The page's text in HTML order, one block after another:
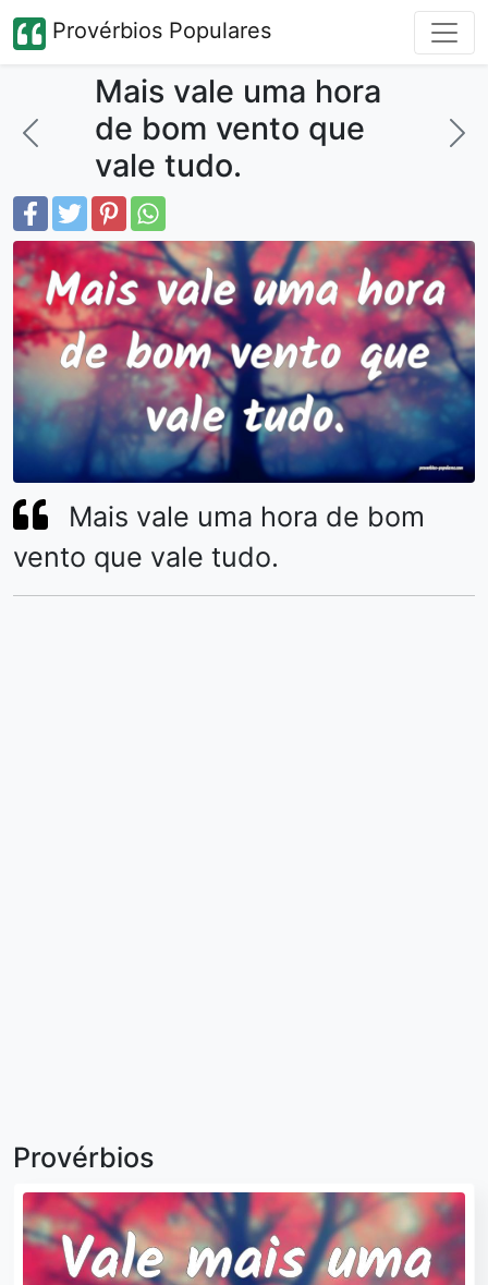
Provérbios Populares
Mais vale uma hora
de bom vento que
vale tudo.
Mais vale uma hora de bom
vento que vale tudo.
Provérbios